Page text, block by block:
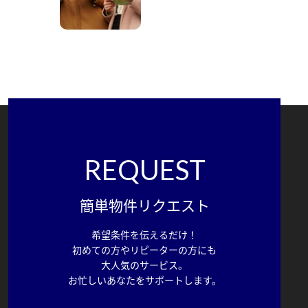
REQUEST
簡単物件リクエスト
希望条件を伝えるだけ！
初めての方やリピーターの方にも
大人気のサービス。
お忙しいあなたをサポートします。